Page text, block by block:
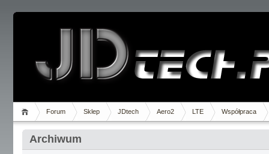
Forum Sklep JDtech Aero2 LTE Współpraca
Archiwum